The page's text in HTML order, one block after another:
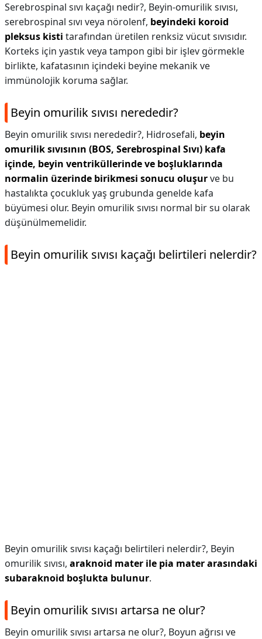
Serebrospinal sıvı kaçağı nedir?, Beyin-omurilik sıvısı,
serebrospinal sıvı veya nörolenf, beyindeki koroid
pleksus kisti tarafından üretilen renksiz vücut sıvısıdır.
Korteks için yastık veya tampon gibi bir işlev görmekle
birlikte, kafatasının içindeki beyine mekanik ve
immünolojik koruma sağlar.
Beyin omurilik sıvısı nerededir?
Beyin omurilik sıvısı nerededir?, Hidrosefali, beyin
omurilik sıvısının (BOS, Serebrospinal Sıvı) kafa
içinde, beyin ventriküllerinde ve boşluklarında
normalin üzerinde birikmesi sonucu oluşurve bu
hastalıkta çocukluk yaş grubunda genelde kafa
büyümesi olur. Beyin omurilik sıvısı normal bir su olarak
düşünülmemelidir.
Beyin omurilik sıvısı kaçağı belirtileri nelerdir?
Beyin omurilik sıvısı kaçağı belirtileri nelerdir?, Beyin
omurilik sıvısı, araknoid mater ile pia mater arasındaki
subaraknoid boşlukta bulunur.
Beyin omurilik sıvısı artarsa ne olur?
Beyin omurilik sıvısı artarsa ne olur?, Boyun ağrısı ve